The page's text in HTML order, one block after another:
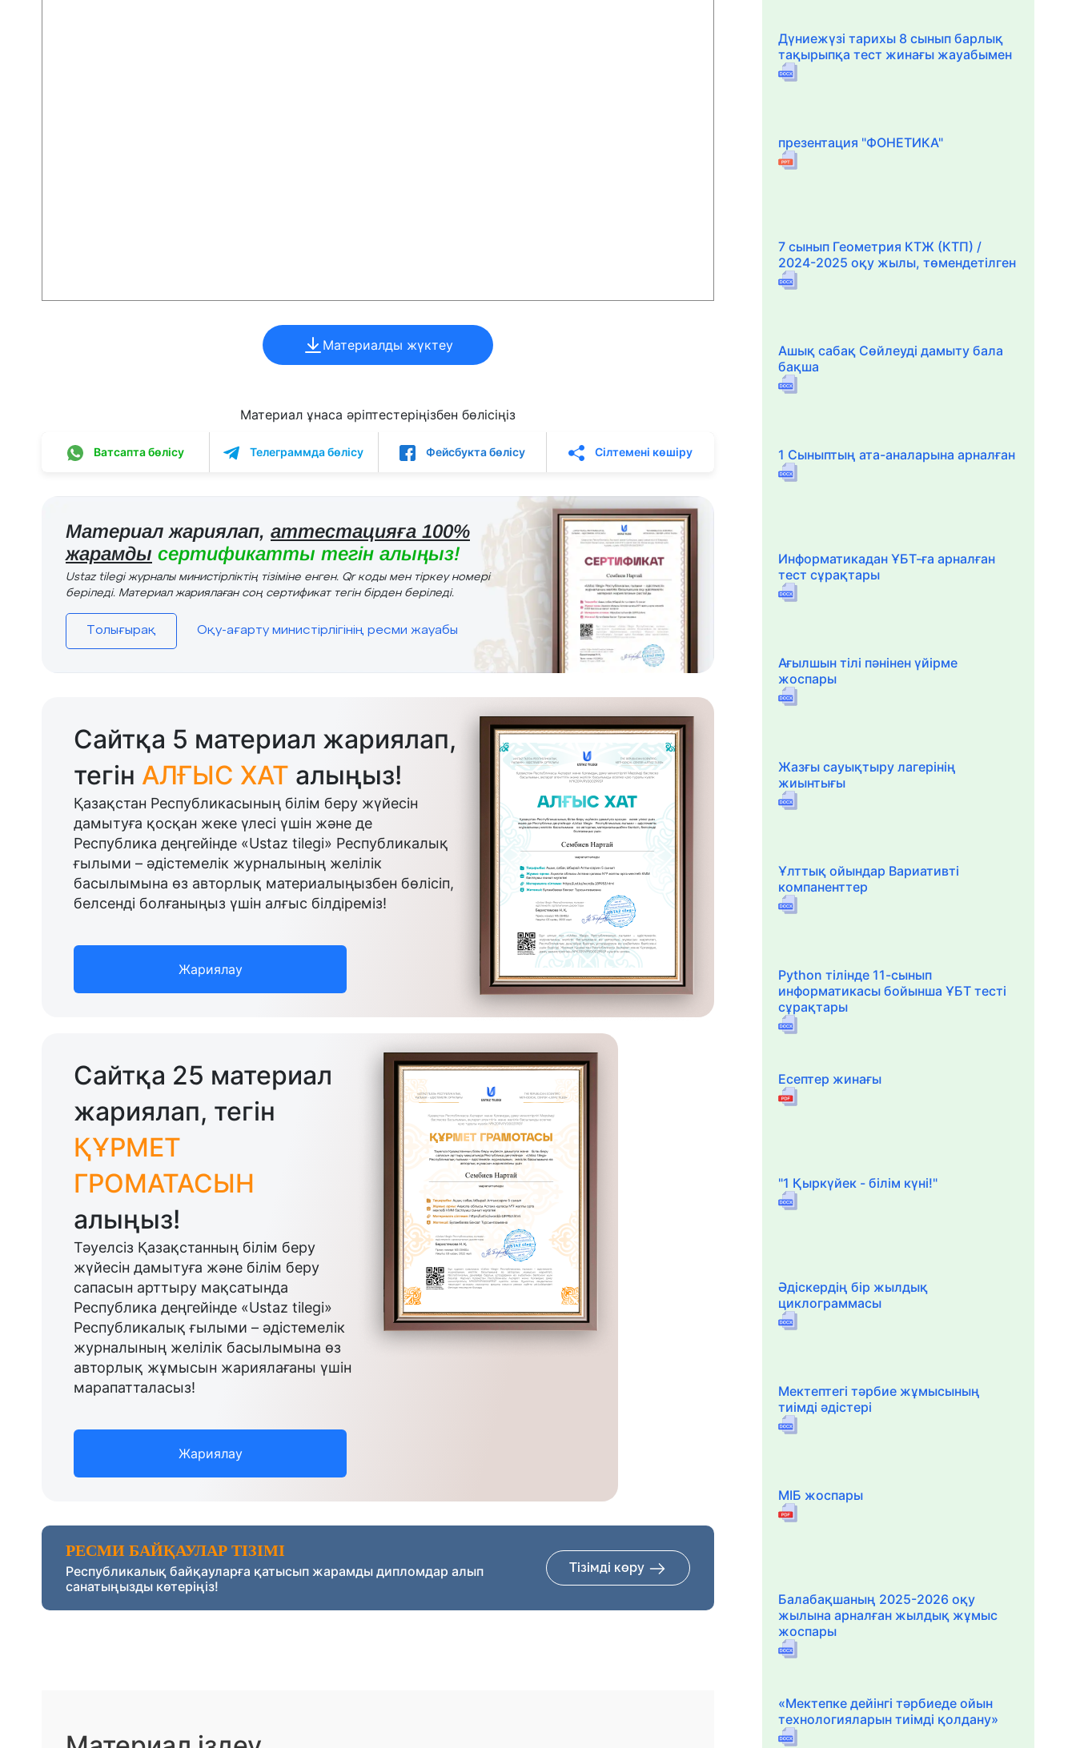
Материалды жүктеу
Материал ұнаса әріптестеріңізбен бөлісіңіз
Ватсапта бөлісу Телеграммда бөлісу Фейсбукта бөлісу Сілтемені көшіру
Материал жариялап, аттестацияға 100%
жарамды сертификатты тегін алыңыз!
Ustaz tilegi журналы министірліктің тізіміне енген. Qr коды мен тіркеу номері
беріледі. Материал жариялаған соң сертификат тегін бірден беріледі.
Толығырақ Оқу-ағарту министірлігінің ресми жауабы
Сайтқа 5 материал жариялап,
тегін АЛҒЫС ХАТ алыңыз!
Қазақстан Республикасының білім беру жүйесін
дамытуға қосқан жеке үлесі үшін және де
Республика деңгейінде «Ustaz tilegi» Республикалық
ғылыми – әдістемелік журналының желілік
басылымына өз авторлық материалыңызбен бөлісіп,
белсенді болғаныңыз үшін алғыс білдіреміз!
Жариялау
Сайтқа 25 материал
жариялап, тегін
ҚҰРМЕТ
ГРОМАТАСЫН
алыңыз!
Тәуелсіз Қазақстанның білім беру
жүйесін дамытуға және білім беру
сапасын арттыру мақсатында
Республика деңгейінде «Ustaz tilegi»
Республикалық ғылыми – әдістемелік
журналының желілік басылымына өз
авторлық жұмысын жариялағаны үшін
марапатталасыз!
Жариялау
РЕСМИ БАЙҚАУЛАР ТІЗІМІ
Республикалық байқауларға қатысып жарамды дипломдар алып
санатыңызды көтеріңіз!
Тізімді көру
Дүниежүзі тарихы 8 сынып барлық
тақырыпқа тест жинағы жауабымен
презентация "ФОНЕТИКА"
7 сынып Геометрия КТЖ (КТП) /
2024-2025 оқу жылы, төмендетілген
Ашық сабақ Сөйлеуді дамыту бала
бақша
1 Сыныптың ата-аналарына арналған
Информатикадан ҰБТ-ға арналған
тест сұрақтары
Ағылшын тілі пәнінен үйірме
жоспары
Жазғы сауықтыру лагерінің
жиынтығы
Ұлттық ойындар Вариативті
компаненттер
Python тілінде 11-сынып
информатикасы бойынша ҰБТ тесті
сұрақтары
Есептер жинағы
"1 Қыркүйек - білім күні!"
Әдіскердің бір жылдық
циклограммасы
Мектептегі тәрбие жұмысының
тиімді әдістері
МІБ жоспары
Балабақшаның 2025-2026 оқу
жылына арналған жылдық жұмыс
жоспары
«Мектепке дейінгі тәрбиеде ойын
технологияларын тиімді қолдану»